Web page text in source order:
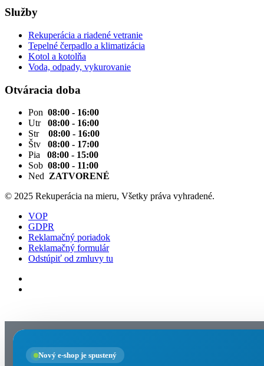
Služby
Rekuperácia a riadené vetranie
Tepelné čerpadlo a klimatizácia
Kotol a kotolňa
Voda, odpady, vykurovanie
Otváracia doba
Pon 08:00 - 16:00
Utr 08:00 - 16:00
Str 08:00 - 16:00
Štv 08:00 - 17:00
Pia 08:00 - 15:00
Sob 08:00 - 11:00
Ned ZATVORENÉ
© 2025 Rekuperácia na mieru, Všetky práva vyhradené.
VOP
GDPR
Reklamačný poriadok
Reklamačný formulár
Odstúpiť od zmluvy tu
Nový e-shop je spustený